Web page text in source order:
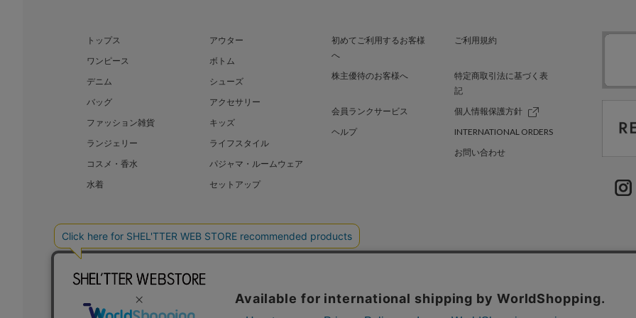
トップス
アウター
ワンピース
ボトム
デニム
シューズ
バッグ
アクセサリー
ファッション雑貨
キッズ
ランジェリー
ライフスタイル
コスメ・香水
パジャマ・ルームウェア
水着
セットアップ
初めてご利用するお客様
へ
ご利用規約
株主優待のお客様へ
特定商取引法に基づく表
記
会員ランクサービス
個人情報保護方針
ヘルプ
INTERNATIONAL ORDERS
お問い合わせ
BAROQUE JAPAN LIMITED The SHEL'TTER TOKYO SHEL’TTER GREEN